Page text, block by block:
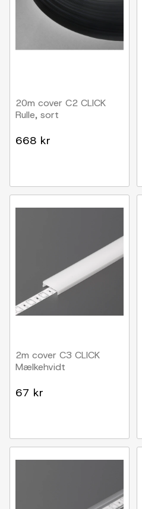
20m cover C2 CLICK
Rulle, sort
668 kr
2m cover C3 CLICK
Mælkehvidt
67 kr